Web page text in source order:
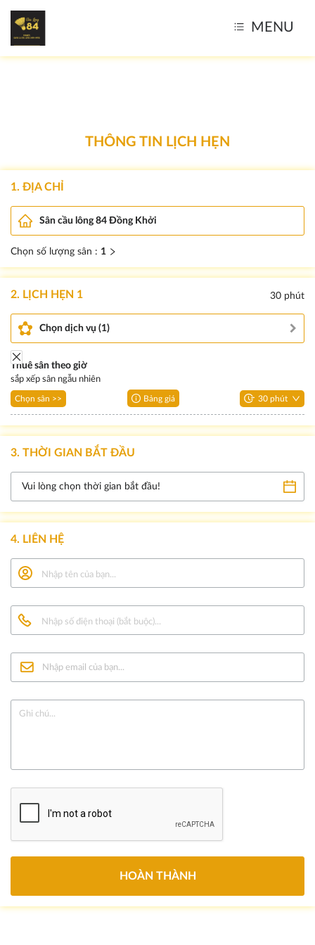
MENU
THÔNG TIN LỊCH HẸN
1. ĐỊA CHỈ
Sân cầu lông 84 Đồng Khởi
Chọn số lượng sân : 1
2. LỊCH HẸN 1 30 phút
Chọn dịch vụ (1)
Thuê sân theo giờ
sắp xếp sân ngẫu nhiên
Chọn sân >> Bảng giá 30 phút
3. THỜI GIAN BẮT ĐẦU
Vui lòng chọn thời gian bắt đầu!
4. LIÊN HỆ
Nhập tên của bạn...
Nhập số điện thoại (bắt buộc)...
Nhập email của bạn...
Ghi chú...
HOÀN THÀNH